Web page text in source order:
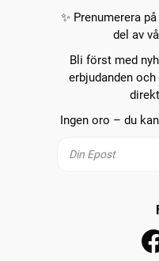
✨ Prenumerera
del av
Bli först med
erbjudanden
Ingen oro – du